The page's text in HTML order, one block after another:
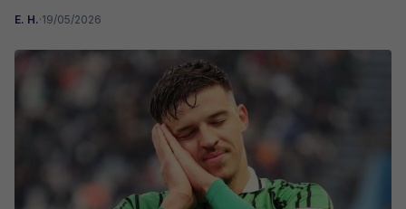
E. H.·19/05/2026